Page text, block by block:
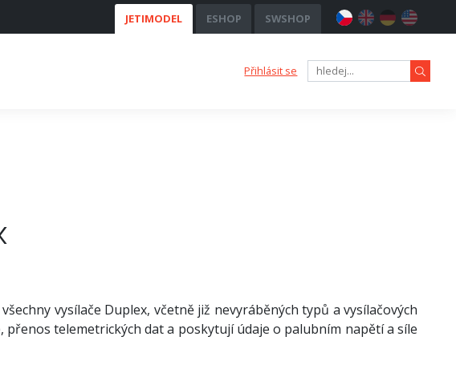
JETIMODEL ESHOP SWSHOP
Přihlásit se
vysílače Duplex, včetně již nevyráběných typů a vysílačových
telemetrických dat a poskytují údaje o palubním napětí a síle